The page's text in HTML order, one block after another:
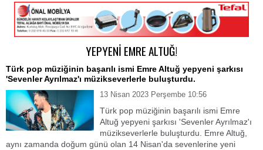
YEPYENİ EMRE ALTUĞ!
Türk pop müziğinin başarılı ismi Emre Altuğ yepyeni şarkısı
'Sevenler Ayrılmaz'ı müzikseverlerle buluşturdu.
13 Nisan 2023 Perşembe 10:56
Türk pop müziğinin başarılı ismi Emre
Altuğ yepyeni şarkısı 'Sevenler Ayrılmaz'ı
müzikseverlerle buluşturdu. Emre Altuğ,
aynı zamanda doğum günü olan 14 Nisan'da sevenlerine yeni